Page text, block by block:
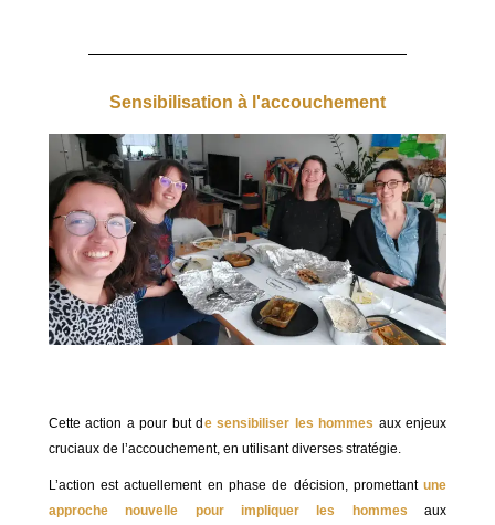
Sensibilisation à l'accouchement
Cette action a pour but d e sensibiliser les hommes aux enjeux
cruciaux de l’accouchement, en utilisant diverses stratégie.
L’action est actuellement en phase de décision, promettantune
approche nouvelle pour impliquer les hommes aux